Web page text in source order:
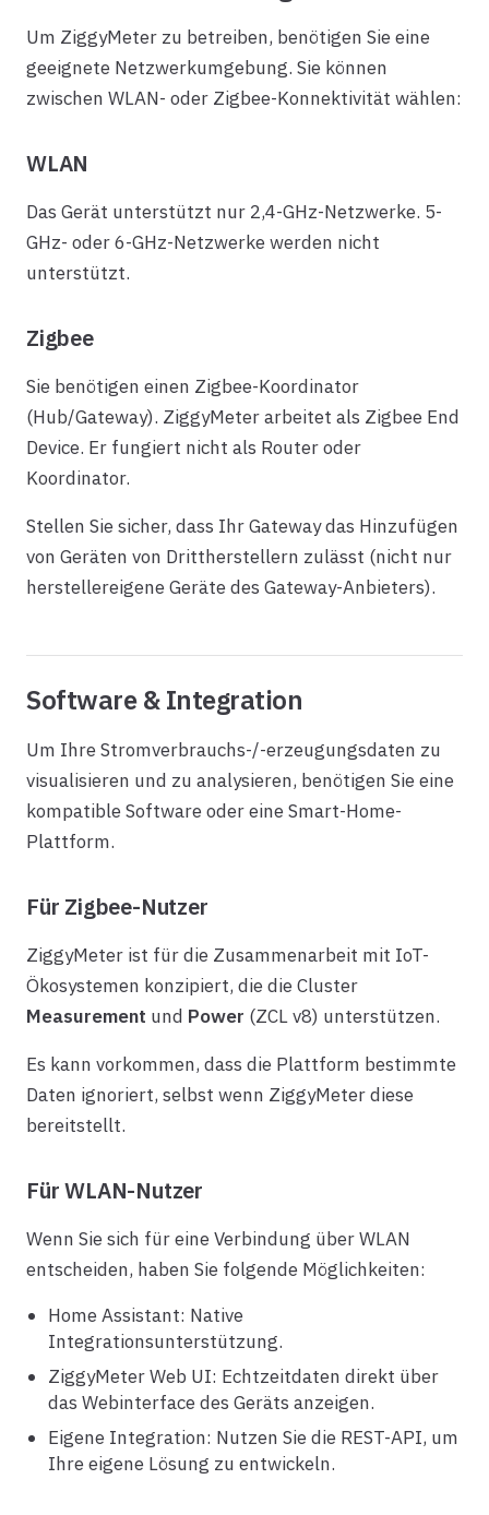
Um ZiggyMeter zu betreiben, benötigen Sie eine
geeignete Netzwerkumgebung. Sie können
zwischen WLAN- oder Zigbee-Konnektivität wählen:
WLAN
Das Gerät unterstützt nur 2,4-GHz-Netzwerke. 5-
GHz- oder 6-GHz-Netzwerke werden nicht
unterstützt.
Zigbee
Sie benötigen einen Zigbee-Koordinator
(Hub/Gateway). ZiggyMeter arbeitet als Zigbee End
Device. Er fungiert nicht als Router oder
Koordinator.
Stellen Sie sicher, dass Ihr Gateway das Hinzufügen
von Geräten von Drittherstellern zulässt (nicht nur
herstellereigene Geräte des Gateway-Anbieters).
Software & Integration
Um Ihre Stromverbrauchs-/-erzeugungsdaten zu
visualisieren und zu analysieren, benötigen Sie eine
kompatible Software oder eine Smart-Home-
Plattform.
Für Zigbee-Nutzer
ZiggyMeter ist für die Zusammenarbeit mit IoT-
Ökosystemen konzipiert, die die Cluster
Measurement und Power (ZCL v8) unterstützen.
Es kann vorkommen, dass die Plattform bestimmte
Daten ignoriert, selbst wenn ZiggyMeter diese
bereitstellt.
Für WLAN-Nutzer
Wenn Sie sich für eine Verbindung über WLAN
entscheiden, haben Sie folgende Möglichkeiten:
Home Assistant: Native
Integrationsunterstützung.
ZiggyMeter Web UI: Echtzeitdaten direkt über
das Webinterface des Geräts anzeigen.
Eigene Integration: Nutzen Sie die REST-API, um
Ihre eigene Lösung zu entwickeln.